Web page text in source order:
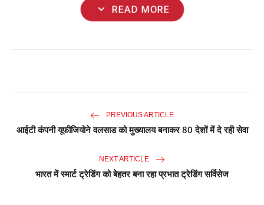
expand_more READ MORE
PREVIOUS ARTICLE
आईटी कंपनी यूफीजियोने वलसाड को मुख्यालय बनाकर 80 देशों में दे रही सेवा
NEXT ARTICLE
भारत में स्मार्ट ट्रेडिंग को बेहतर बना रहा प्रभात ट्रेडिंग सर्विसेज